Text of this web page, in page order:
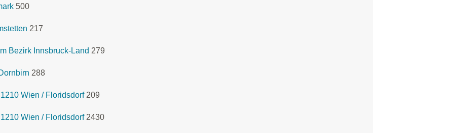
500
217
Bezirk Innsbruck-Land 279
288
Wien / Floridsdorf 209
Wien / Floridsdorf 2430